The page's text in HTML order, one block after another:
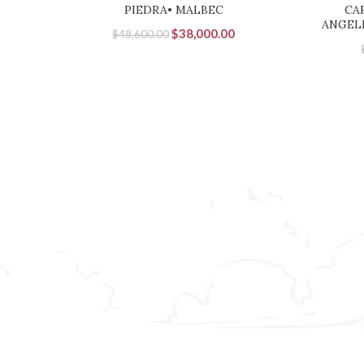
PIEDRA• MALBEC
$48,600.00El
$38,000.00El